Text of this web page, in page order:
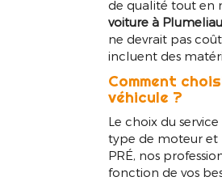
de qualité tout en
voiture à
ne devrait pas
incluent des
Comment
véhicule ?
Le choix du
type de moteur et
PRÉ, nos
fonction de vos